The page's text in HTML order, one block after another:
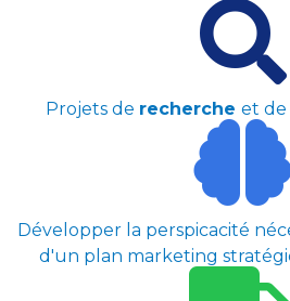
Projets de recherche et de
Développer la perspicacité
d'un plan marketing